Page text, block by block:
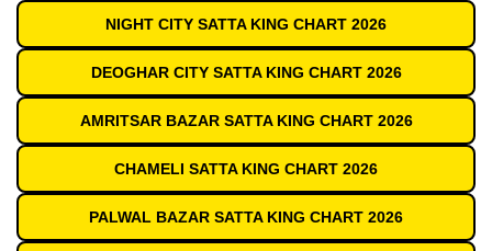
NIGHT CITY SATTA KING CHART 2026
DEOGHAR CITY SATTA KING CHART 2026
AMRITSAR BAZAR SATTA KING CHART 2026
CHAMELI SATTA KING CHART 2026
PALWAL BAZAR SATTA KING CHART 2026